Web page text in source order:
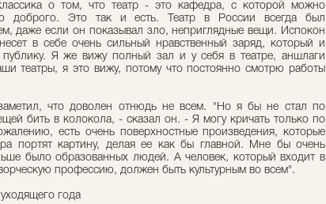
о том, что театр - это кафедра, с которой можно
доброго. Это так и есть. Театр в России всегда был
даже если он показывал зло, неприглядные вещи. Испокон
в себе очень сильный нравственный заряд, который и
публику. Я же вижу полный зал и у себя в театре, аншлаги
театры, я это вижу, потому что постоянно смотрю работы
что доволен отнюдь не всем. "Но я бы не стал по
бить в колокола, - сказал он. - Я могу кричать только по
есть очень поверхностные произведения, которые
портят картину, делая ее как бы главной. Мне бы очень
было образованных людей. А человек, который входит в
профессию, должен быть культурным во всем".
года